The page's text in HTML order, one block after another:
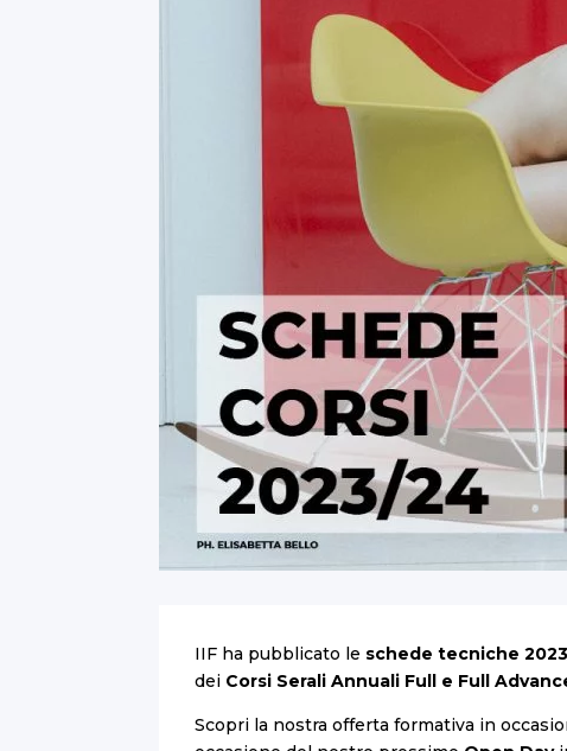
IIF ha pubblicato le schede tecniche
dei Corsi Serali Annuali Full e Full
Scopri la nostra offerta formativa in